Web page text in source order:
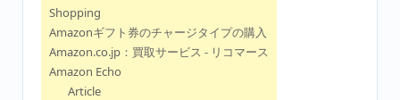
Shopping
Amazonギフト券のチャージタイプの購入
Amazon.co.jp：買取サービス - リコマース
Amazon Echo
Article